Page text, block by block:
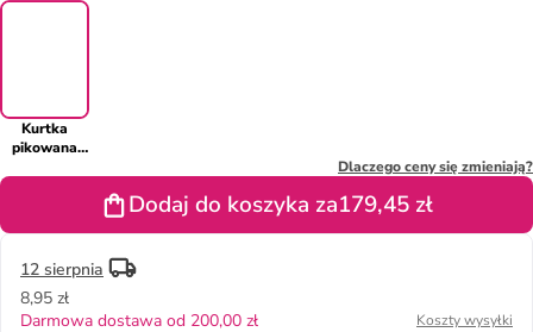
Kurtka
pikowana
Dlaczego ceny się zmieniają?
Dodaj do koszyka za179,45 zł
12 sierpnia
8,95 zł
Darmowa dostawa od 200,00 zł
Koszty wysyłki